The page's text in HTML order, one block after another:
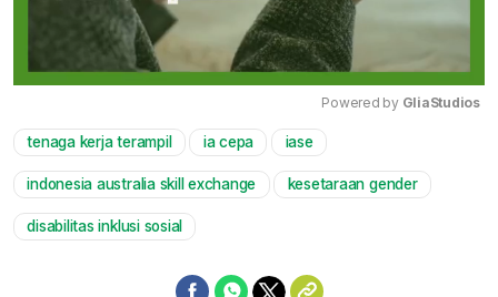
Powered by GliaStudios
tenaga kerja terampil ia cepa iase
indonesia australia skill exchange kesetaraan gender
disabilitas inklusi sosial